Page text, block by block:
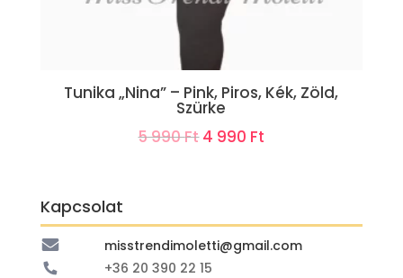
Tunika „Nina” – Pink, Piros, Kék, Zöld,
Szürke
5 990FtOriginal
990 Ft.
4 990 Ft
990 Ft.
Kapcsolat
misstrendimoletti@gmail.com
+36 20 390 22 15